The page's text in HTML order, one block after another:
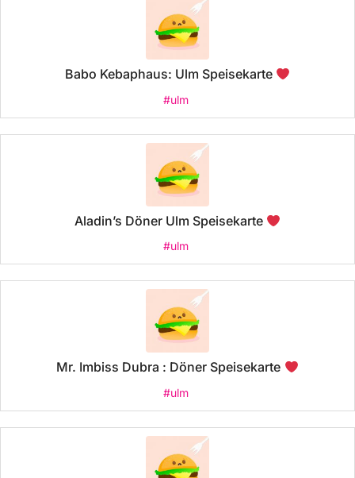
Babo Kebaphaus: Ulm Speisekarte
#ulm
Aladin’s Döner Ulm Speisekarte
#ulm
Mr. Imbiss Dubra : Döner Speisekarte
#ulm